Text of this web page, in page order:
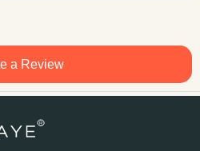
a Review